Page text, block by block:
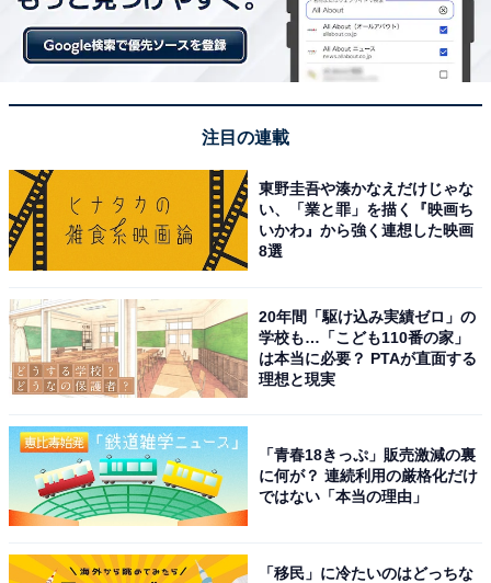
A post shared by 日曜劇場 『ラストマンー全盲の捜査官ー』
1位に選ばれたのは、タレント・俳優として活躍中の大
かべる人も多いのではないでしょうか。大泉さんは、森
崎さんと同様、演劇ユニット「TEAM NACS」の一員と
して活動を開始し、地元北海道を中心に芸能活動を始め
1996年、北海道テレビで放送がスタートした深夜番組
『水曜どうでしょう』に出演が決定。大泉さんらが行う
プします。その後は『パパパパパフィー』（テレビ朝日
注目の連載
東野圭吾や湊かなえだけじゃな
い、「業と罪」を描く『映画ち
いかわ』から強く連想した映画
8選
20年間「駆け込み実績ゼロ」の
学校も…「こども110番の家」
は本当に必要？ PTAが直面する
理想と現実
「青春18きっぷ」販売激減の裏
に何が？ 連続利用の厳格化だけ
ではない「本当の理由」
「移民」に冷たいのはどっちな